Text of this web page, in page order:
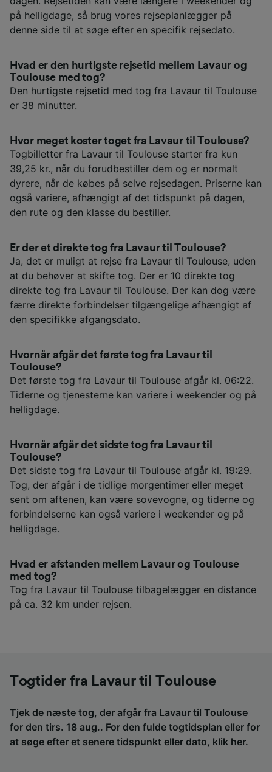
på helligdage, så brug vores rejseplanlægger på
denne side til at søge efter en specifik rejsedato.
Hvad er den hurtigste rejsetid mellem Lavaur og
Toulouse med tog?
Den hurtigste rejsetid med tog fra Lavaur til Toulouse
er 38 minutter.
Hvor meget koster toget fra Lavaur til Toulouse?
Togbilletter fra Lavaur til Toulouse starter fra kun
39,25 kr., når du forudbestiller dem og er normalt
dyrere, når de købes på selve rejsedagen. Priserne kan
også variere, afhængigt af det tidspunkt på dagen,
den rute og den klasse du bestiller.
Er der et direkte tog fra Lavaur til Toulouse?
Ja, det er muligt at rejse fra Lavaur til Toulouse, uden
at du behøver at skifte tog. Der er 10 direkte tog
direkte tog fra Lavaur til Toulouse. Der kan dog være
færre direkte forbindelser tilgængelige afhængigt af
den specifikke afgangsdato.
Hvornår afgår det første tog fra Lavaur til
Toulouse?
Det første tog fra Lavaur til Toulouse afgår kl. 06:22.
Tiderne og tjenesterne kan variere i weekender og på
helligdage.
Hvornår afgår det sidste tog fra Lavaur til
Toulouse?
Det sidste tog fra Lavaur til Toulouse afgår kl. 19:29.
Tog, der afgår i de tidlige morgentimer eller meget
sent om aftenen, kan være sovevogne, og tiderne og
forbindelserne kan også variere i weekender og på
helligdage.
Hvad er afstanden mellem Lavaur og Toulouse
med tog?
Tog fra Lavaur til Toulouse tilbagelægger en distance
på ca. 32 km under rejsen.
Togtider fra Lavaur til Toulouse
Tjek de næste tog, der afgår fra Lavaur til Toulouse
for den tirs. 18 aug.. For den fulde togtidsplan eller for
at søge efter et senere tidspunkt eller dato, klik her.